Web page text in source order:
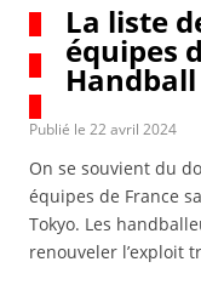
La liste
équipes
Publié le 22 avril 2024
On se souvient du
équipes de France
Tokyo. Les
renouveler l’exploit